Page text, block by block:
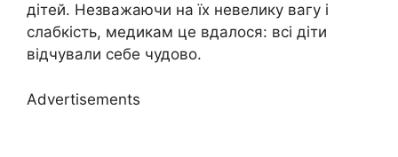
дітей. Незважаючи на їх невелику вагу і
слабкість, медикам це вдалося: всі діти
відчували себе чудово.
Advertisements